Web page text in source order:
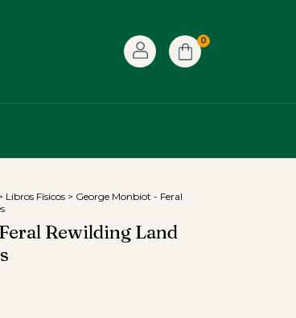
0
Libros Físicos > George Monbiot - Feral
Rewilding Land